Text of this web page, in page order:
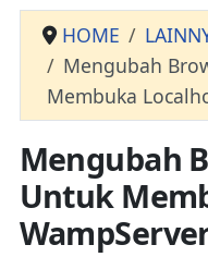
HOME
Mengubah
Membuka
Mengubah
Untuk